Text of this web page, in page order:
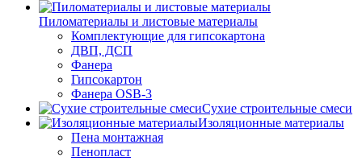
Пиломатериалы и листовые материалы
Комплектующие для гипсокартона
ДВП, ДСП
Фанера
Гипсокартон
Фанера OSB-3
Сухие строительные смеси
Изоляционные материалы
Пена монтажная
Пенопласт